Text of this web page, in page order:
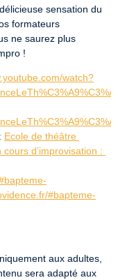
sensation du
formateurs
ne saurez plus
!
watch?
Ecole de théâtre
d’improvisation :
#bapteme-
aux adultes,
sera adapté aux